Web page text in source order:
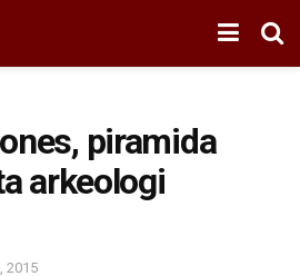
piramida
arkeologi
2015